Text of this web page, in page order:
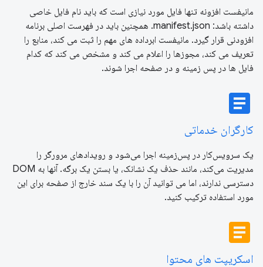
مانیفست افزونه تنها فایل مورد نیازی است که باید نام فایل خاصی
داشته باشد: manifest.json. همچنین باید در فهرست اصلی برنامه
افزودنی قرار گیرد. مانیفست ابرداده های مهم را ثبت می کند، منابع را
تعریف می کند، مجوزها را اعلام می کند و مشخص می کند که کدام
فایل ها در پس زمینه و در صفحه اجرا شوند.
article
کارگران خدماتی
یک سرویس‌کار در پس‌زمینه اجرا می‌شود و رویدادهای مرورگر را
مدیریت می‌کند، مانند حذف یک نشانک، یا بستن یک برگه. آنها به DOM
دسترسی ندارند، اما می توانید آن را با یک سند خارج از صفحه برای این
مورد استفاده ترکیب کنید.
article
اسکریپت های محتوا